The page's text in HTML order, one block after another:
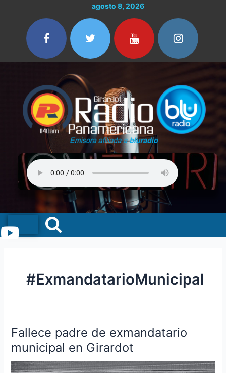
contenido
agosto 8, 2026
Menu
#ExmandatarioMunicipal
Fallece padre de exmandatario
municipal en Girardot
Fallece
de
exmandatario